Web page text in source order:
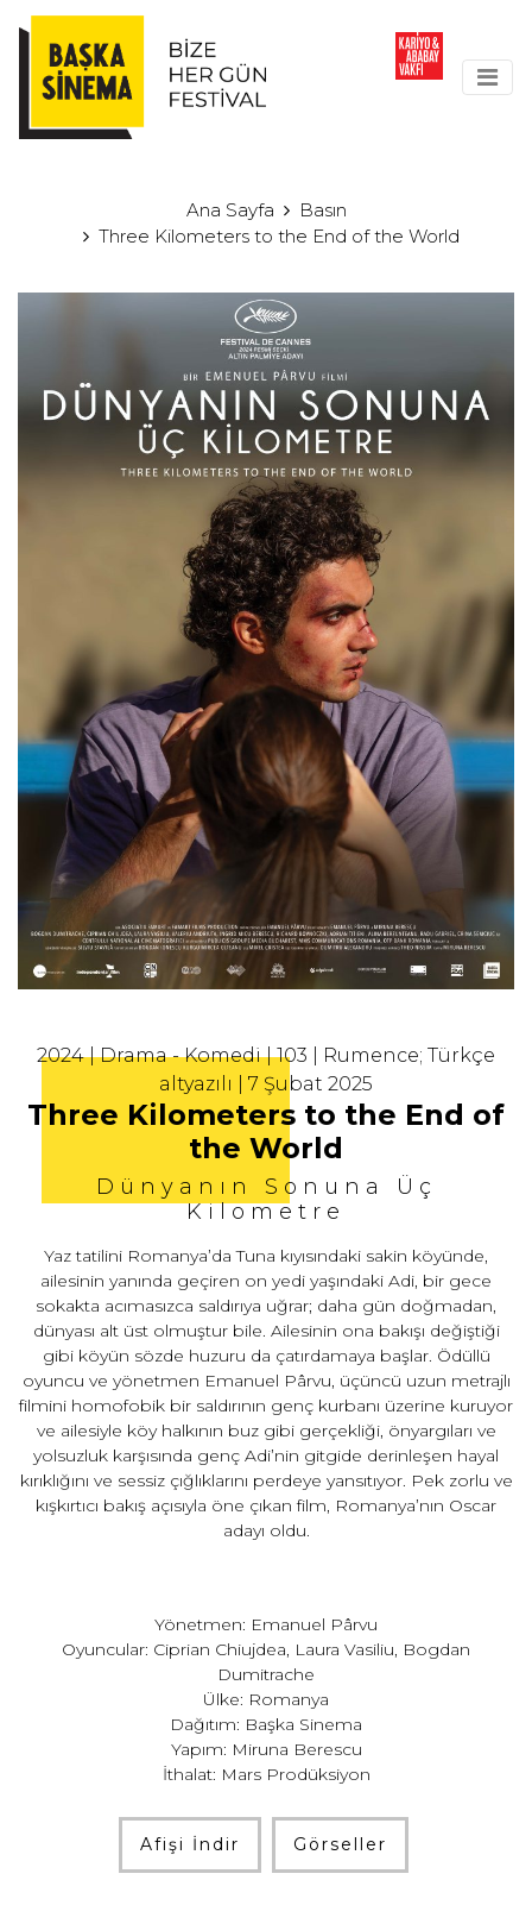
Ana Sayfa
Basın
Three Kilometers to the End of the World
2024 | Drama - Komedi | 103 | Rumence; Türkçe
altyazılı | 7 Şubat 2025
Three Kilometers to the End of
the World
Dünyanın Sonuna Üç
Kilometre
Yaz tatilini Romanya’da Tuna kıyısındaki sakin köyünde,
ailesinin yanında geçiren on yedi yaşındaki Adi, bir gece
sokakta acımasızca saldırıya uğrar; daha gün doğmadan,
dünyası alt üst olmuştur bile. Ailesinin ona bakışı değiştiği
gibi köyün sözde huzuru da çatırdamaya başlar. Ödüllü
oyuncu ve yönetmen Emanuel Pârvu, üçüncü uzun metrajlı
filmini homofobik bir saldırının genç kurbanı üzerine kuruyor
ve ailesiyle köy halkının buz gibi gerçekliği, önyargıları ve
yolsuzluk karşısında genç Adi’nin gitgide derinleşen hayal
kırıklığını ve sessiz çığlıklarını perdeye yansıtıyor. Pek zorlu ve
kışkırtıcı bakış açısıyla öne çıkan film, Romanya’nın Oscar
adayı oldu.
Yönetmen: Emanuel Pârvu
Oyuncular: Ciprian Chiujdea, Laura Vasiliu, Bogdan
Dumitrache
Ülke: Romanya
Dağıtım: Başka Sinema
Yapım: Miruna Berescu
İthalat: Mars Prodüksiyon
Afişi İndir Görseller